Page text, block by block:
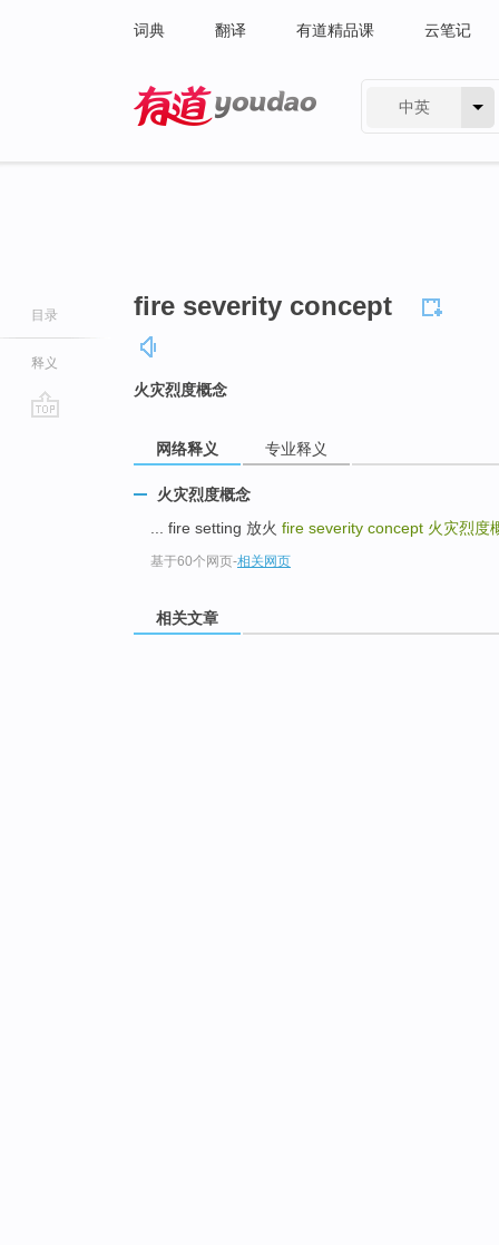
词典 翻译 有道精品课 云笔记
中英
目录
释义
fire severity concept
火灾烈度概念
网络释义 专业释义
火灾烈度概念
... fire setting 放火 fire severity concept 火灾烈度
基于60个网页-相关网页
相关文章